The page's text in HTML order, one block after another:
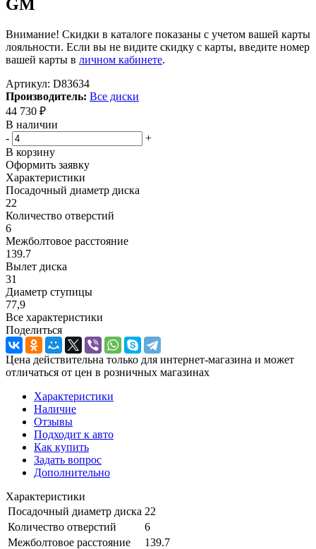
GM
Внимание! Скидки в каталоге показаны с учетом вашей карты
лояльности. Если вы не видите скидку с карты, введите номер
вашей карты в личном кабинете.
Артикул: D83634
Производитель: Все диски
44 730 ₽
В наличии
-
+
В корзину
Оформить заявку
Характеристики
Посадочный диаметр диска
22
Количество отверстий
6
Межболтовое расстояние
139.7
Вылет диска
31
Диаметр ступицы
77,9
Все характеристики
Поделиться
Цена действительна только для интернет-магазина и может
отличаться от цен в розничных магазинах
Характеристики
Наличие
Отзывы
Подходит к авто
Как купить
Задать вопрос
Дополнительно
Характеристики
Посадочный диаметр диска 22
Количество отверстий
6
Межболтовое расстояние
139.7